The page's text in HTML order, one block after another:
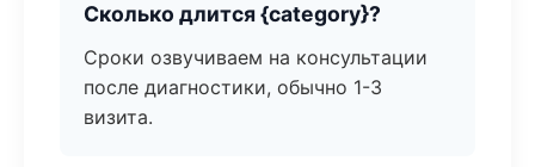
Сколько длится {category}?
Сроки озвучиваем на консультации
после диагностики, обычно 1-3
визита.